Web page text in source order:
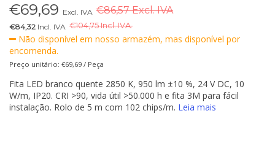
€69,69 Excl. IVA €86,57 Excl. IVA
€84,32 Incl. IVA €104,75 Incl. IVA.
Não disponível em nosso armazém, mas disponível por
encomenda.
Preço unitário: €69,69 / Peça
Fita LED branco quente 2850 K, 950 lm ±10 %, 24 V DC, 10
W/m, IP20. CRI >90, vida útil >50.000 h e fita 3M para fácil
instalação. Rolo de 5 m com 102 chips/m. Leia mais